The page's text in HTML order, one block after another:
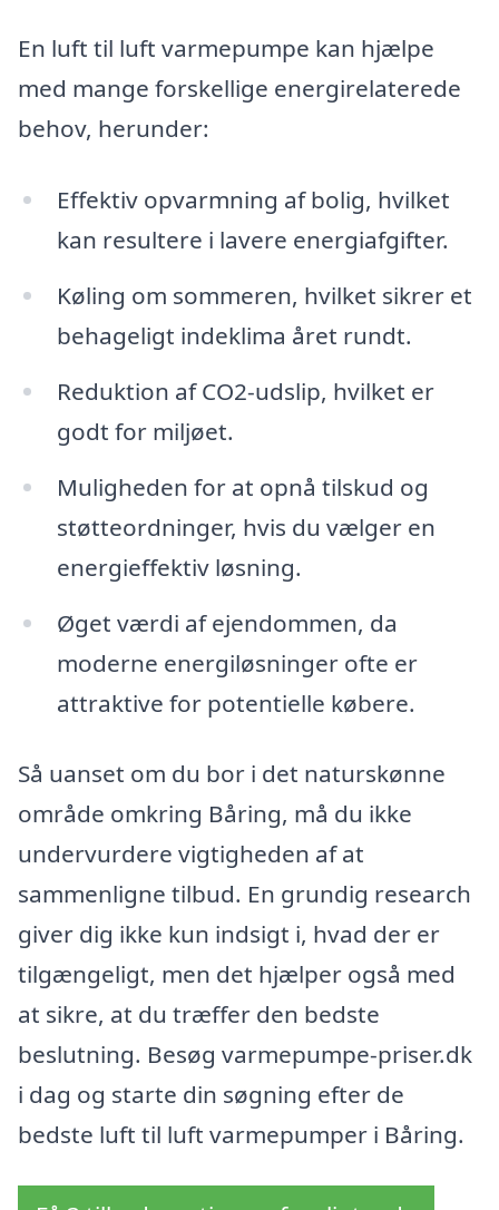
En luft til luft varmepumpe kan hjælpe
med mange forskellige energirelaterede
behov, herunder:
Effektiv opvarmning af bolig, hvilket
kan resultere i lavere energiafgifter.
Køling om sommeren, hvilket sikrer et
behageligt indeklima året rundt.
Reduktion af CO2-udslip, hvilket er
godt for miljøet.
Muligheden for at opnå tilskud og
støtteordninger, hvis du vælger en
energieffektiv løsning.
Øget værdi af ejendommen, da
moderne energiløsninger ofte er
attraktive for potentielle købere.
Så uanset om du bor i det naturskønne
område omkring Båring, må du ikke
undervurdere vigtigheden af at
sammenligne tilbud. En grundig research
giver dig ikke kun indsigt i, hvad der er
tilgængeligt, men det hjælper også med
at sikre, at du træffer den bedste
beslutning. Besøg varmepumpe-priser.dk
i dag og starte din søgning efter de
bedste luft til luft varmepumper i Båring.